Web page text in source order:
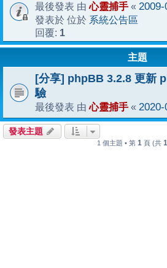
最後發表 由心靈捕手 « 2009-
發表於 位於 系統公告區
回覆: 1
主題
[分享] phpBB 3.2.8 更新
驗
最後發表 由心靈捕手 « 2020-
發表主題
1 個主題 • 第 1 頁 (共 1